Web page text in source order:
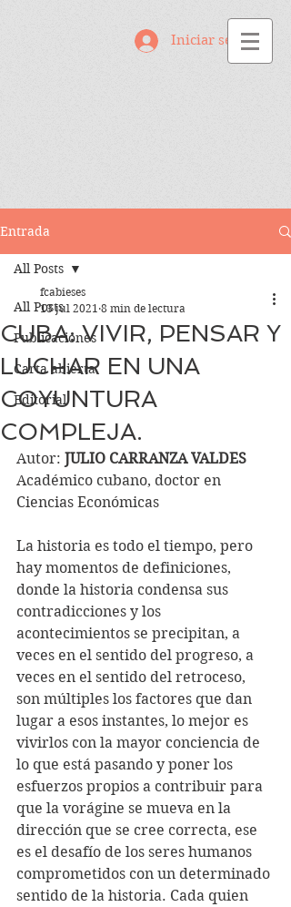
Iniciar sesión
Entrada
All Posts
Publicaciones
Carta abierta
Editorial
All Posts
CUBA: VIVIR, PENSAR Y
LUCHAR EN UNA
COYUNTURA
COMPLEJA.
fcabieses
13 jul 2021 8 min de lectura
Autor: JULIO CARRANZA VALDES
Académico cubano, doctor en
Ciencias Económicas
La historia es todo el tiempo, pero
hay momentos de definiciones,
donde la historia condensa sus
contradicciones y los
acontecimientos se precipitan, a
veces en el sentido del progreso, a
veces en el sentido del retroceso,
son múltiples los factores que dan
lugar a esos instantes, lo mejor es
vivirlos con la mayor conciencia de
lo que está pasando y poner los
esfuerzos propios a contribuir para
que la vorágine se mueva en la
dirección que se cree correcta, ese
es el desafío de los seres humanos
comprometidos con un determinado
sentido de la historia. Cada quien